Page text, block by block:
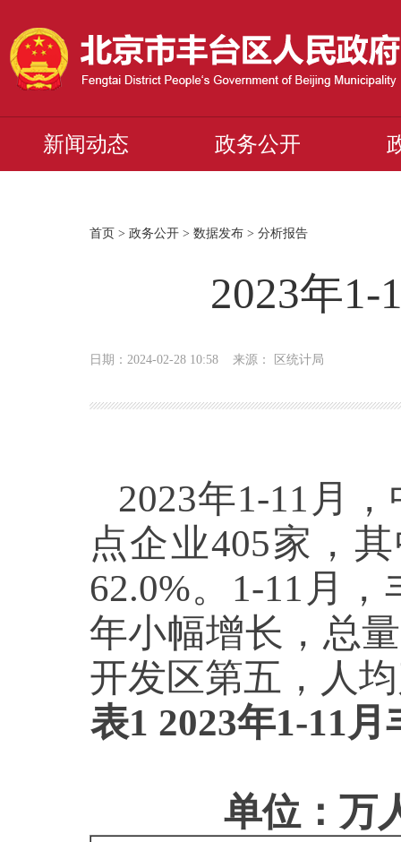
新闻动态 政务公开
首页 > 政务公开> 数据发布> 分析报告
2023年
日期：2024-02-28 10:58 来源： 区统计局
2023年1-11月
点企业405家，
62.0%。1-11月
年小幅增长，总
开发区第五，人
表1 2023年1-11
单位：万